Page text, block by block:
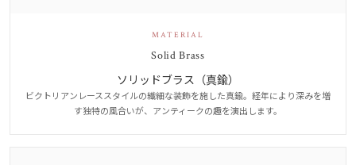
MATERIAL
Solid Brass
ソリッドブラス（真鍮）
ビクトリアンレーススタイルの繊細な装飾を施した真鍮。経年により深みを増
す独特の風合いが、アンティークの趣を演出します。